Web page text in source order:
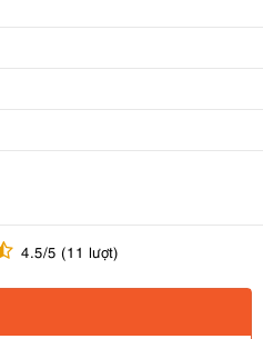
4.5/5 (11 lượt)